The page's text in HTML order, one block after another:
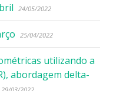
24/05/2022
25/04/2022
utilizando a
abordagem delta-